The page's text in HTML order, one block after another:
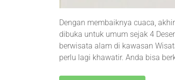
Dengan membaiknya cuaca,
dibuka untuk umum sejak 4
berwisata alam di kawasan
perlu lagi khawatir. Anda bisa